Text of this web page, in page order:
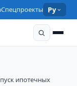
Спецпроекты Ру
ипотечных